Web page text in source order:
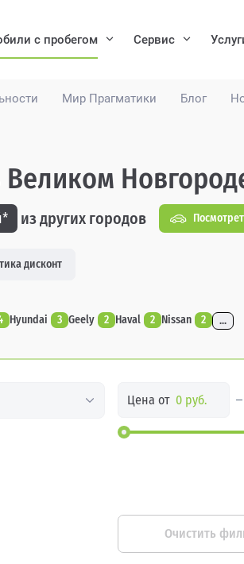
Мир Прагматики Блог
с пробегом Сервис
из других городов
дисконт
Hyundai 3 Geely 2 Haval 2 Nissan 2 ...
Цена от
Очистить